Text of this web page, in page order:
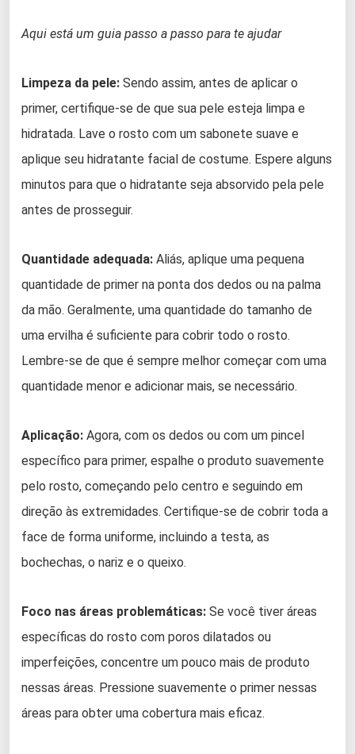
Aqui está um guia passo a passo para te ajudar
Limpeza da pele: Sendo assim, antes de aplicar o
primer, certifique-se de que sua pele esteja limpa e
hidratada. Lave o rosto com um sabonete suave e
aplique seu hidratante facial de costume. Espere alguns
minutos para que o hidratante seja absorvido pela pele
antes de prosseguir.
Quantidade adequada: Aliás, aplique uma pequena
quantidade de primer na ponta dos dedos ou na palma
da mão. Geralmente, uma quantidade do tamanho de
uma ervilha é suficiente para cobrir todo o rosto.
Lembre-se de que é sempre melhor começar com uma
quantidade menor e adicionar mais, se necessário.
Aplicação: Agora, com os dedos ou com um pincel
específico para primer, espalhe o produto suavemente
pelo rosto, começando pelo centro e seguindo em
direção às extremidades. Certifique-se de cobrir toda a
face de forma uniforme, incluindo a testa, as
bochechas, o nariz e o queixo.
Foco nas áreas problemáticas: Se você tiver áreas
específicas do rosto com poros dilatados ou
imperfeições, concentre um pouco mais de produto
nessas áreas. Pressione suavemente o primer nessas
áreas para obter uma cobertura mais eficaz.